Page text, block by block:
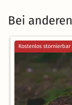
Bei
Kostenlos stornierbar